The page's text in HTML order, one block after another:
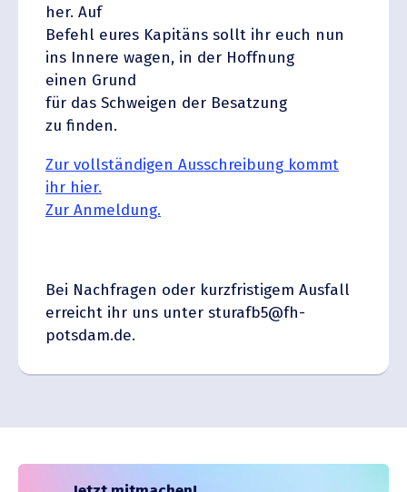
her. Auf
Befehl eures Kapitäns sollt ihr euch nun
ins Innere wagen, in der Hoffnung
einen Grund
für das Schweigen der Besatzung
zu finden.
Zur vollstän­digen Ausschreibung kommt
ihr hier.
Zur Anmeldung.
Bei Nachfragen oder kurzfris­tigem Ausfall
erreicht ihr uns unter sturafb5@fh-
potsdam.de.